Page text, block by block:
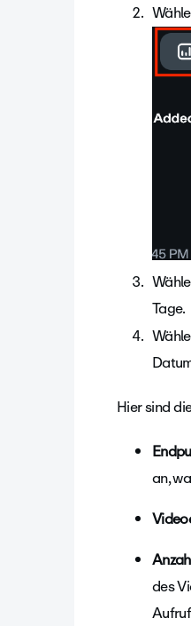
Tage.
Hier sind
an,
des